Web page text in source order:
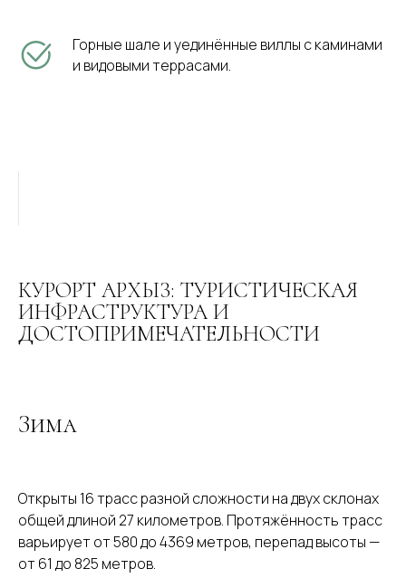
Горные шале и уединённые виллы с каминами
и видовыми террасами.
КУРОРТ АРХЫЗ: ТУРИСТИЧЕСКАЯ
ИНФРАСТРУКТУРА И
ДОСТОПРИМЕЧАТЕЛЬНОСТИ
Зима
Открыты 16 трасс разной сложности на двух склонах
общей длиной 27 километров. Протяжённость трасс
варьирует от 580 до 4369 метров, перепад высоты —
от 61 до 825 метров.